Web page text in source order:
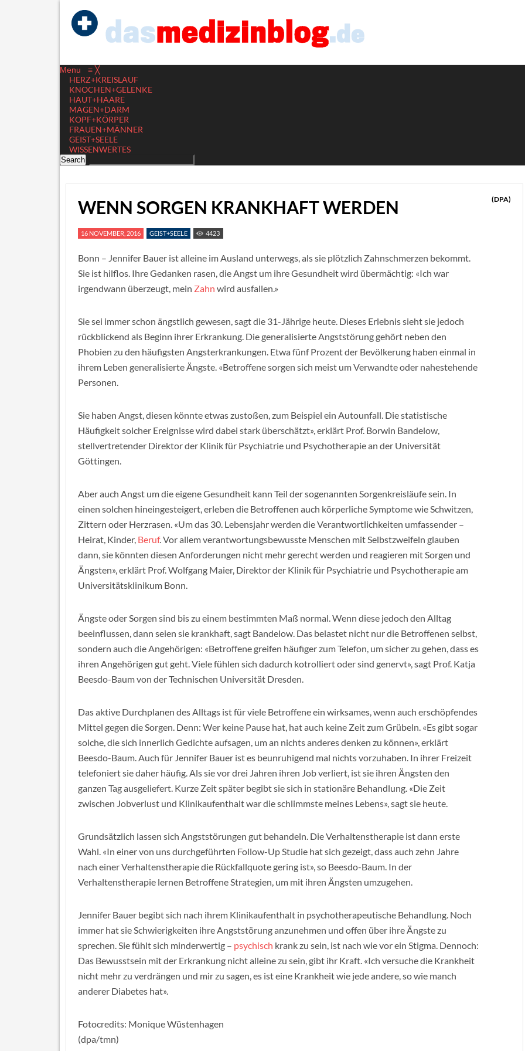
Menu ≡ ╳
HERZ+KREISLAUF
KNOCHEN+GELENKE
HAUT+HAARE
MAGEN+DARM
KOPF+KÖRPER
FRAUEN+MÄNNER
GEIST+SEELE
WISSENWERTES
WENN SORGEN KRANKHAFT WERDEN (DPA)
16 NOVEMBER, 2016 GEIST+SEELE 4423
Bonn – Jennifer Bauer ist alleine im Ausland unterwegs, als sie plötzlich Zahnschmerzen bekommt.
Sie ist hilflos. Ihre Gedanken rasen, die Angst um ihre Gesundheit wird übermächtig: «Ich war
irgendwann überzeugt, mein Zahn wird ausfallen.»
Sie sei immer schon ängstlich gewesen, sagt die 31-Jährige heute. Dieses Erlebnis sieht sie jedoch
rückblickend als Beginn ihrer Erkrankung. Die generalisierte Angststörung gehört neben den
Phobien zu den häufigsten Angsterkrankungen. Etwa fünf Prozent der Bevölkerung haben einmal in
ihrem Leben generalisierte Ängste. «Betroffene sorgen sich meist um Verwandte oder nahestehende
Personen.
Sie haben Angst, diesen könnte etwas zustoßen, zum Beispiel ein Autounfall. Die statistische
Häufigkeit solcher Ereignisse wird dabei stark überschätzt», erklärt Prof. Borwin Bandelow,
stellvertretender Direktor der Klinik für Psychiatrie und Psychotherapie an der Universität
Göttingen.
Aber auch Angst um die eigene Gesundheit kann Teil der sogenannten Sorgenkreisläufe sein. In
einen solchen hineingesteigert, erleben die Betroffenen auch körperliche Symptome wie Schwitzen,
Zittern oder Herzrasen. «Um das 30. Lebensjahr werden die Verantwortlichkeiten umfassender –
Heirat, Kinder, Beruf. Vor allem verantwortungsbewusste Menschen mit Selbstzweifeln glauben
dann, sie könnten diesen Anforderungen nicht mehr gerecht werden und reagieren mit Sorgen und
Ängsten», erklärt Prof. Wolfgang Maier, Direktor der Klinik für Psychiatrie und Psychotherapie am
Universitätsklinikum Bonn.
Ängste oder Sorgen sind bis zu einem bestimmten Maß normal. Wenn diese jedoch den Alltag
beeinflussen, dann seien sie krankhaft, sagt Bandelow. Das belastet nicht nur die Betroffenen selbst,
sondern auch die Angehörigen: «Betroffene greifen häufiger zum Telefon, um sicher zu gehen, dass es
ihren Angehörigen gut geht. Viele fühlen sich dadurch kotrolliert oder sind genervt», sagt Prof. Katja
Beesdo-Baum von der Technischen Universität Dresden.
Das aktive Durchplanen des Alltags ist für viele Betroffene ein wirksames, wenn auch erschöpfendes
Mittel gegen die Sorgen. Denn: Wer keine Pause hat, hat auch keine Zeit zum Grübeln. «Es gibt sogar
solche, die sich innerlich Gedichte aufsagen, um an nichts anderes denken zu können», erklärt
Beesdo-Baum. Auch für Jennifer Bauer ist es beunruhigend mal nichts vorzuhaben. In ihrer Freizeit
telefoniert sie daher häufig. Als sie vor drei Jahren ihren Job verliert, ist sie ihren Ängsten den
ganzen Tag ausgeliefert. Kurze Zeit später begibt sie sich in stationäre Behandlung. «Die Zeit
zwischen Jobverlust und Klinikaufenthalt war die schlimmste meines Lebens», sagt sie heute.
Grundsätzlich lassen sich Angststörungen gut behandeln. Die Verhaltenstherapie ist dann erste
Wahl. «In einer von uns durchgeführten Follow-Up Studie hat sich gezeigt, dass auch zehn Jahre
nach einer Verhaltenstherapie die Rückfallquote gering ist», so Beesdo-Baum. In der
Verhaltenstherapie lernen Betroffene Strategien, um mit ihren Ängsten umzugehen.
Jennifer Bauer begibt sich nach ihrem Klinikaufenthalt in psychotherapeutische Behandlung. Noch
immer hat sie Schwierigkeiten ihre Angststörung anzunehmen und offen über ihre Ängste zu
sprechen. Sie fühlt sich minderwertig – psychisch krank zu sein, ist nach wie vor ein Stigma. Dennoch:
Das Bewusstsein mit der Erkrankung nicht alleine zu sein, gibt ihr Kraft. «Ich versuche die Krankheit
nicht mehr zu verdrängen und mir zu sagen, es ist eine Krankheit wie jede andere, so wie manch
anderer Diabetes hat».
Fotocredits: Monique Wüstenhagen
(dpa/tmn)